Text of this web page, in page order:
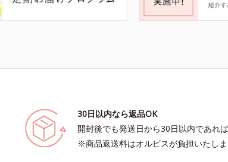
30日以内なら返品OK
開封後でも発送日から30日以内であれ
※商品返送料はオルビスが負担いたし